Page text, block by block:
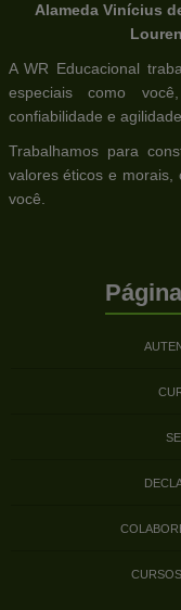
Alameda Vinícius
A WR Educacional
especiais como
confiabilidade e
Trabalhamos para
valores éticos e morais,
você.